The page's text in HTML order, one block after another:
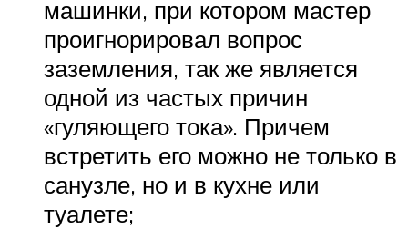
машинки, при котором мастер
проигнорировал вопрос
заземления, так же является
одной из частых причин
«гуляющего тока». Причем
встретить его можно не только в
санузле, но и в кухне или
туалете;